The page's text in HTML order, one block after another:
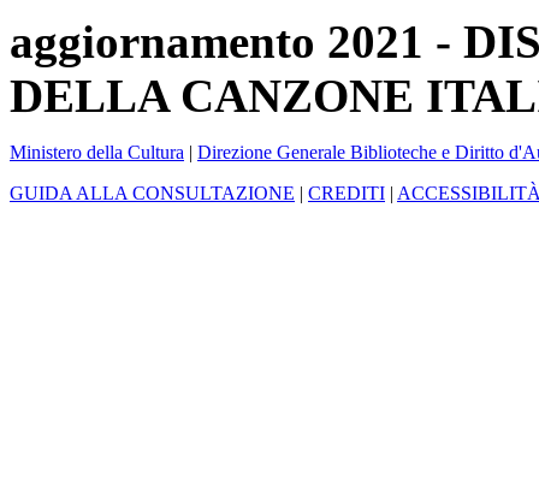
aggiornamento 2021 -
DELLA CANZONE
Ministero della Cultura | Direzione Generale Biblioteche e Diritto
GUIDA ALLA CONSULTAZIONE | CREDITI |